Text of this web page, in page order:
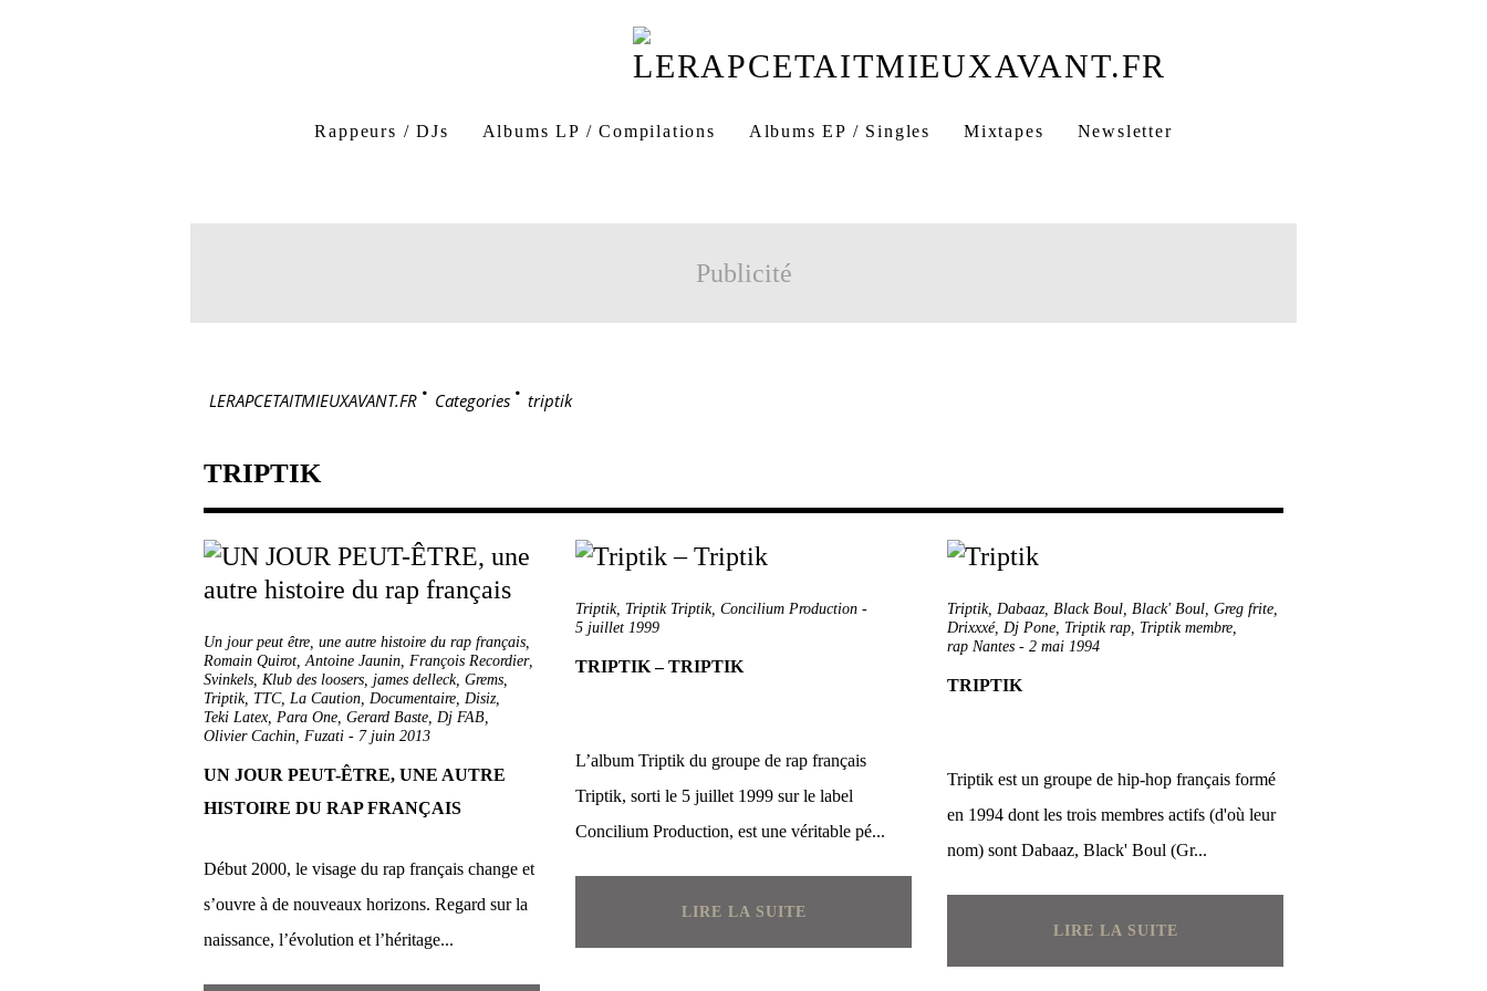
Rappeurs / DJs Albums LP / Compilations Albums EP / Singles Mixtapes Newsletter
Publicité
LERAPCETAITMIEUXAVANT.FR > Categories > triptik
TRIPTIK
Un jour peut être, une autre histoire du rap français,
Romain Quirot,Antoine Jaunin, François Recordier,
Svinkels, Klub des loosers, james delleck, Grems,
Triptik, TTC, La Caution, Documentaire, Disiz,
Teki Latex, Para One, Gerard Baste, Dj FAB,
Olivier Cachin, Fuzati - 7 juin 2013
UN JOUR PEUT-ÊTRE, UNE AUTRE
HISTOIRE DU RAP FRANÇAIS
Début 2000, le visage du rap français change et
s’ouvre à de nouveaux horizons. Regard sur la
naissance, l’évolution et l’héritage...
Triptik, Triptik Triptik, Concilium Production -
5 juillet 1999
TRIPTIK – TRIPTIK
L’album Triptik du groupe de rap français
Triptik, sorti le 5 juillet 1999 sur le label
Concilium Production, est une véritable pé...
LIRE LA SUITE
Triptik, Dabaaz, Black Boul, Black' Boul, Greg frite,
Drixxxé, Dj Pone, Triptik rap, Triptik membre,
rap Nantes - 2 mai 1994
TRIPTIK
Triptik est un groupe de hip-hop français formé
en 1994 dont les trois membres actifs (d'où leur
nom) sont Dabaaz, Black' Boul (Gr...
LIRE LA SUITE